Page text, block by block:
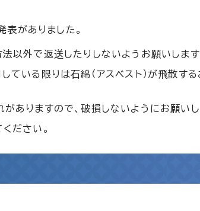
表がありました。
以外で返送したりしないようお願いします
いる限りは石綿（アスベスト）が飛散する
ありますので、破損しないようにお願いし
ださい。